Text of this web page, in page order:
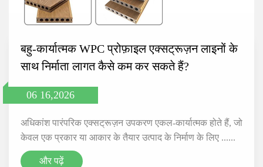
बहु-कार्यात्मक WPC प्रोफ़ाइल एक्सट्रूज़न लाइनों के
साथ निर्माता लागत कैसे कम कर सकते हैं?
06 16,2026
अधिकांश पारंपरिक एक्सट्रूज़न उपकरण एकल-कार्यात्मक होते हैं, जो
केवल एक प्रकार या आकार के तैयार उत्पाद के निर्माण के लिए ......
और पढ़ें